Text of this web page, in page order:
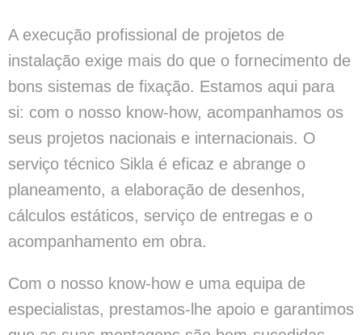
A execução profissional de projetos de
instalação exige mais do que o fornecimento de
bons sistemas de fixação. Estamos aqui para
si: com o nosso know-how, acompanhamos os
seus projetos nacionais e internacionais. O
serviço técnico Sikla é eficaz e abrange o
planeamento, a elaboração de desenhos,
cálculos estáticos, serviço de entregas e o
acompanhamento em obra.
Com o nosso know-how e uma equipa de
especialistas, prestamos-lhe apoio e garantimos